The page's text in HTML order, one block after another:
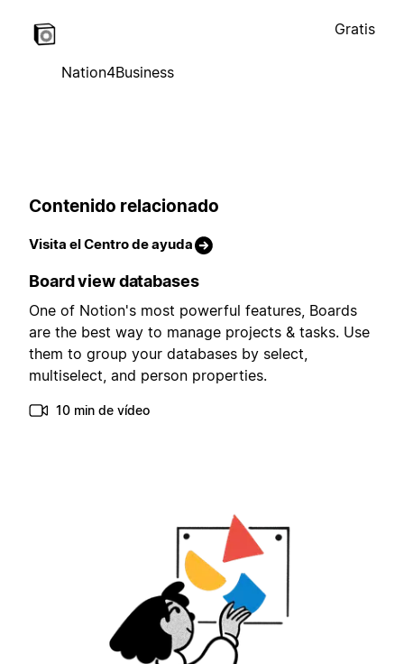
Nation4Business
Gratis
Contenido relacionado
Visita el Centro de ayuda
Board view databases
One of Notion's most powerful features, Boards
are the best way to manage projects & tasks. Use
them to group your databases by select,
multiselect, and person properties.
10 min de vídeo